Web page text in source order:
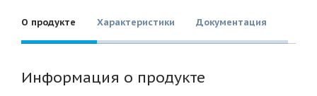
О продукте Характеристики Документация
Информация о продукте